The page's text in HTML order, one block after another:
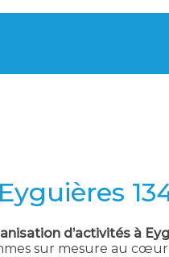
d’activités à
sur mesure au